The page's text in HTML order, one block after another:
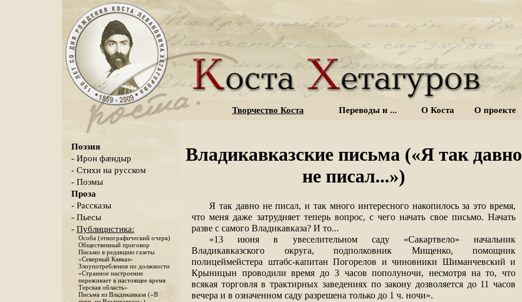
Творчество Коста Переводы и ... О Коста О проекте
Поэзия
- Ирон фæндыр
- Стихи на русском
- Поэмы
Проза
- Рассказы
- Пьесы
- Публицистика:
Особа (этнографический очерк)
Общественный приговор
Письмо в редакцию газеты
«Северный Кавказ»
Злоупотребления по должности
«Странное настроение
переживает в настоящее время
Терская область»
Письма из Владикавказа («В
Владикавказские письма («Я так давно
не писал...»)
Я так давно не писал, и так много интересного накопилось за это время,
что меня даже затрудняет теперь вопрос, с чего начать свое письмо. Начать
разве с самого Владикавказа? И то...
«13 июня в увеселительном саду «Сакартвело» начальник
Владикавказского округа, подполковник Мищенко, помощник
полицеймейстера штабс-капитан Погорелов и чиновники Шиманчевский и
Крыницын проводили время до 3 часов пополуночи, несмотря на то, что
всякая торговля в трактирных заведениях по закону дозволяется до 11 часов
вечера и в означенном саду разрешена только до 1 ч. ночи».